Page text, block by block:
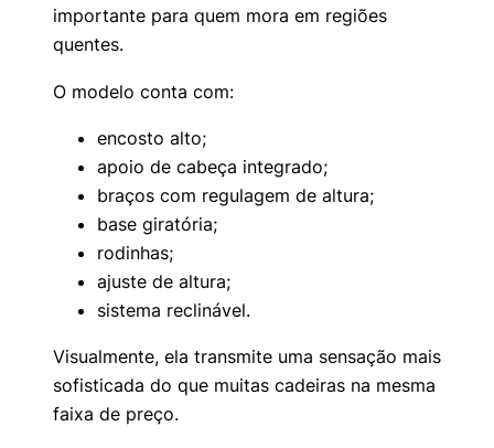
importante para quem mora em regiões
quentes.
O modelo conta com:
encosto alto;
apoio de cabeça integrado;
braços com regulagem de altura;
base giratória;
rodinhas;
ajuste de altura;
sistema reclinável.
Visualmente, ela transmite uma sensação mais
sofisticada do que muitas cadeiras na mesma
faixa de preço.